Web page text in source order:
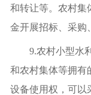
和转让等。农村集
金开展招标、采购
9.农村小型水
和农村集体等拥有
设备使用权，可以